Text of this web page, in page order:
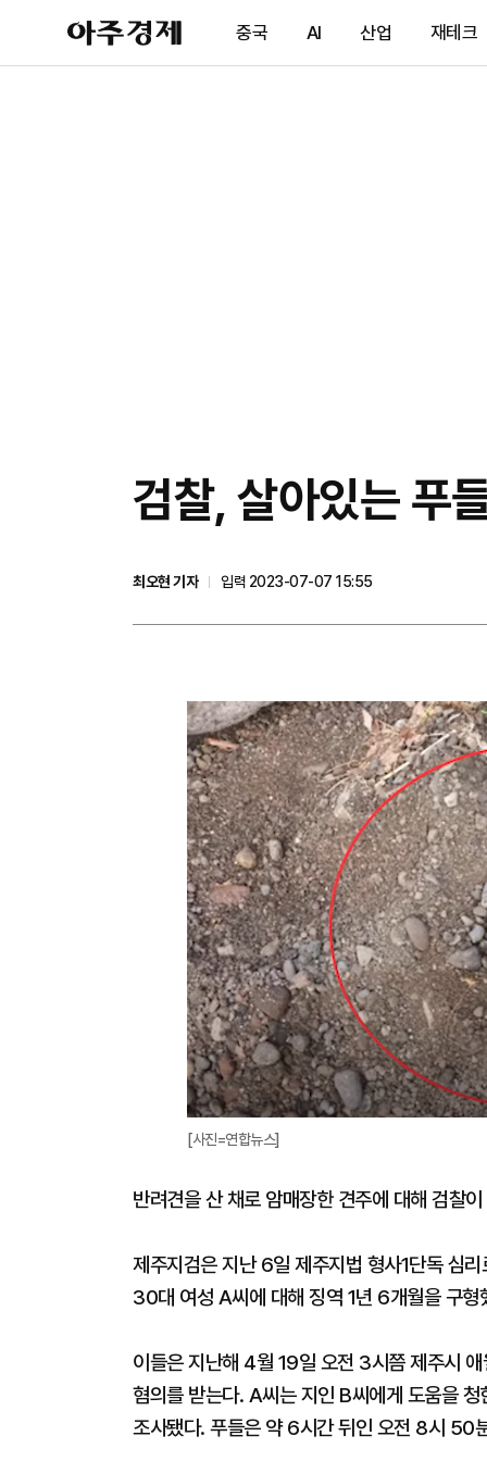
아
주
제
중국 AI 산업 재테크
검찰, 살아있는 푸
최오현 기자 입력 2023-07-07 15:55
[사진=연합뉴스]
반려견을 산 채로 암매장한 견주에 대해 검찰
제주지검은 지난 6일 제주지법 형사1단독 심
30대 여성 A씨에 대해 징역 1년 6개월을 구
이들은 지난해 4월 19일 오전 3시쯤 제주시
혐의를 받는다. A씨는 지인 B씨에게 도움을
조사됐다. 푸들은 약 6시간 뒤인 오전 8시 50